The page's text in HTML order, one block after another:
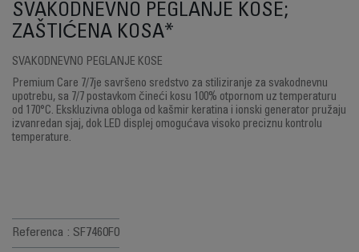
SVAKODNEVNO PEGLANJE KOSE;
ZAŠTIĆENA KOSA*
SVAKODNEVNO PEGLANJE KOSE
Premium Care 7/7je savršeno sredstvo za stiliziranje za svakodnevnu
upotrebu, sa 7/7 postavkom čineći kosu 100% otpornom uz temperaturu
od 170°C. Ekskluzivna obloga od kašmir keratina i ionski generator pružaju
izvanredan sjaj, dok LED displej omogućava visoko preciznu kontrolu
temperature.
Referenca : SF7460F0